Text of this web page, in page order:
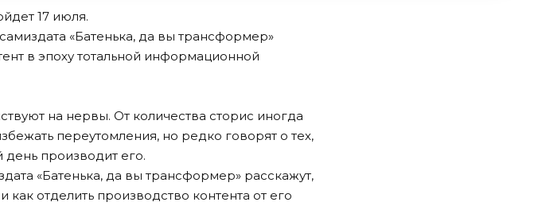
17 июля.
«Батенька, да вы трансформер»
в эпоху тотальной информационной
на нервы. От количества сторис иногда
переутомления, но редко говорят о тех,
день производит его.
«Батенька, да вы трансформер» расскажут,
отделить производство контента от его